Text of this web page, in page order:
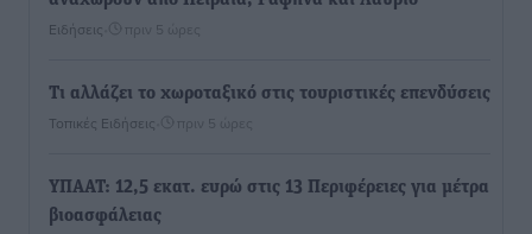
Ειδήσεις πριν 5 ώρες
Τι αλλάζει το χωροταξικό στις τουριστικές επενδύσεις
Τοπικές Ειδήσεις πριν 5 ώρες
ΥΠΑΑΤ: 12,5 εκατ. ευρώ στις 13 Περιφέρειες για μέτρα
βιοασφάλειας